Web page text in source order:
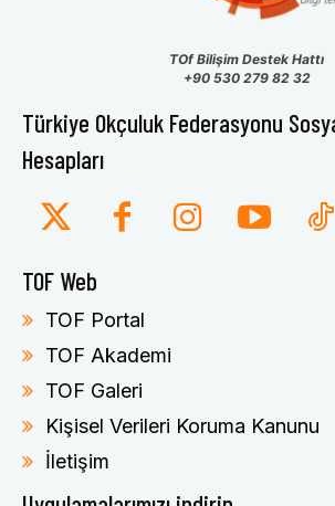
TOf Bilişim Destek Hattı
+90 530 279 82 32
Türkiye Okçuluk Federasyonu
Hesapları
TOF Web
TOF Portal
TOF Akademi
TOF Galeri
Kişisel Verileri Koruma Kanunu
İletişim